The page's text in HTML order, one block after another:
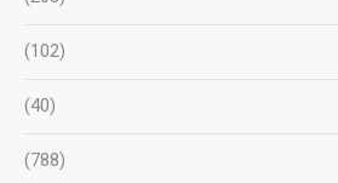
(102)
(40)
(788)